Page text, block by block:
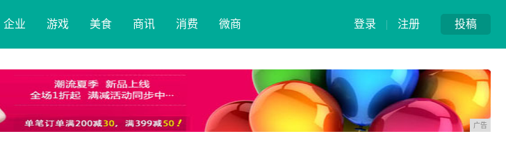
投稿
登录 | 注册
企业 游戏 美食 商讯 消费 微商
广告